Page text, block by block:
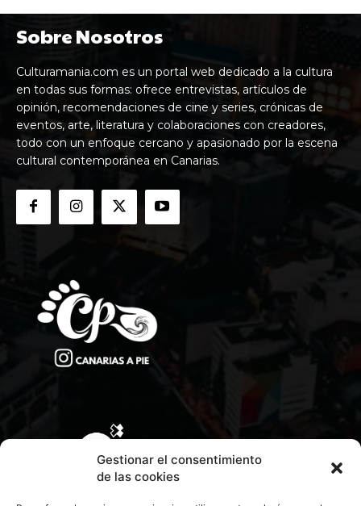
Gestionar el consentimiento
de las cookies
Sobre Nosotros
Culturamania.com es un portal web dedicado a la cultura
en todas sus formas: ofrece entrevistas, artículos de
opinión, recomendaciones de cine y series, crónicas de
eventos, arte, literatura y colaboraciones con creadores,
todo con un enfoque cercano y apasionado por la escena
cultural contemporánea en Canarias.